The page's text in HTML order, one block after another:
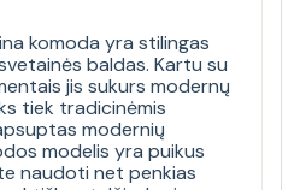
komoda yra stilingas
baldas. Kartu su
jis sukurs modernų
tiek tradicinėmis
modernių
modelis yra puikus
naudoti net penkias